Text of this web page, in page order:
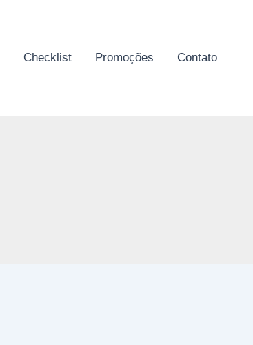
Checklist Promoções Contato